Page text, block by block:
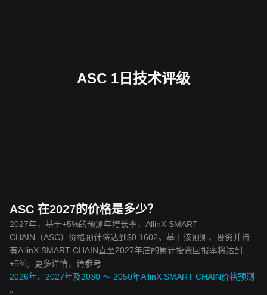
ASC 1日技术评级
ASC 在2027的价格是多少？
2027年，基于+5%的预测年增长率，AllinX SMART
CHAIN（ASC）价格预计将达到$0.1602。基于该预测，投资并持
有AllinX SMART CHAIN直至2027年底的累计投资回报率将达到
+5%。更多详情，请参考
2026年、2027年及2030 ～ 2050年AllinX SMART CHAIN价格预测
。